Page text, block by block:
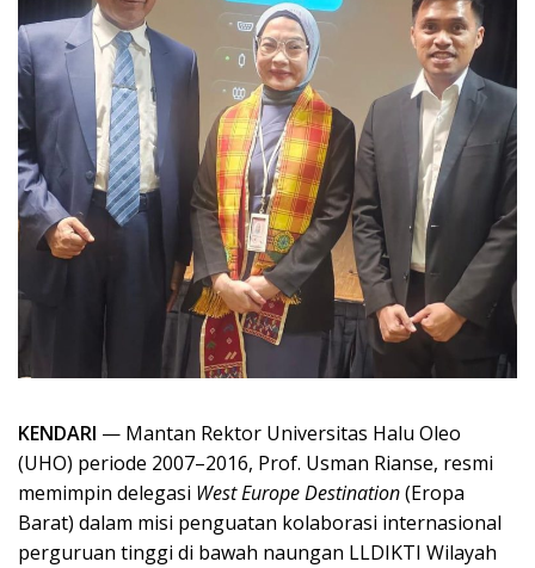
KENDARI — Mantan Rektor Universitas Halu Oleo
(UHO) periode 2007–2016, Prof. Usman Rianse, resmi
memimpin delegasi West Europe Destination(Eropa
Barat) dalam misi penguatan kolaborasi internasional
perguruan tinggi di bawah naungan LLDIKTI Wilayah